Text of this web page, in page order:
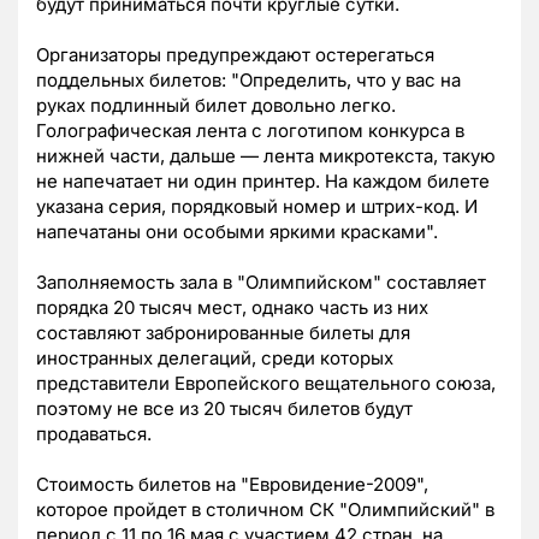
будут приниматься почти круглые сутки.
Организаторы предупреждают остерегаться
поддельных билетов: "Определить, что у вас на
руках подлинный билет довольно легко.
Голографическая лента с логотипом конкурса в
нижней части, дальше — лента микротекста, такую
не напечатает ни один принтер. На каждом билете
указана серия, порядковый номер и штрих-код. И
напечатаны они особыми яркими красками".
Заполняемость зала в "Олимпийском" составляет
порядка 20 тысяч мест, однако часть из них
составляют забронированные билеты для
иностранных делегаций, среди которых
представители Европейского вещательного союза,
поэтому не все из 20 тысяч билетов будут
продаваться.
Стоимость билетов на "Евровидение-2009",
которое пройдет в столичном СК "Олимпийский" в